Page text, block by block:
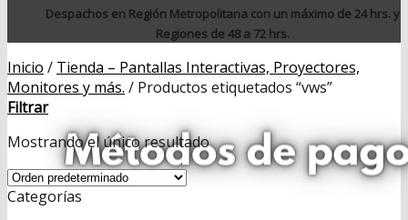
Despachos en Región Metropolitana con un máximo de 24 hrs. y
Regiones de 48 a 72 hrs.
Inicio / Tienda – Pantallas Interactivas, Proyectores,
Monitores y más. / Productos etiquetados “vws”
Filtrar
Mostrando el único resultado
Categorías